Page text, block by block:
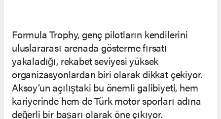
Formula Trophy, genç pilotların kendilerini
uluslararası arenada gösterme fırsatı
yakaladığı, rekabet seviyesi yüksek
organizasyonlardan biri olarak dikkat çekiyor.
Aksoy’un açılıştaki bu önemli galibiyeti, hem
kariyerinde hem de Türk motor sporları adına
değerli bir başarı olarak öne çıkıyor.